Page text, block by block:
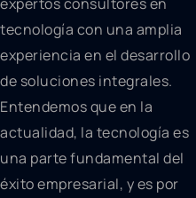
tecnología con una amplia
experiencia en el desarrollo
de soluciones integrales.
Entendemos que en la
actualidad, la tecnología es
una parte fundamental del
éxito empresarial, y es por